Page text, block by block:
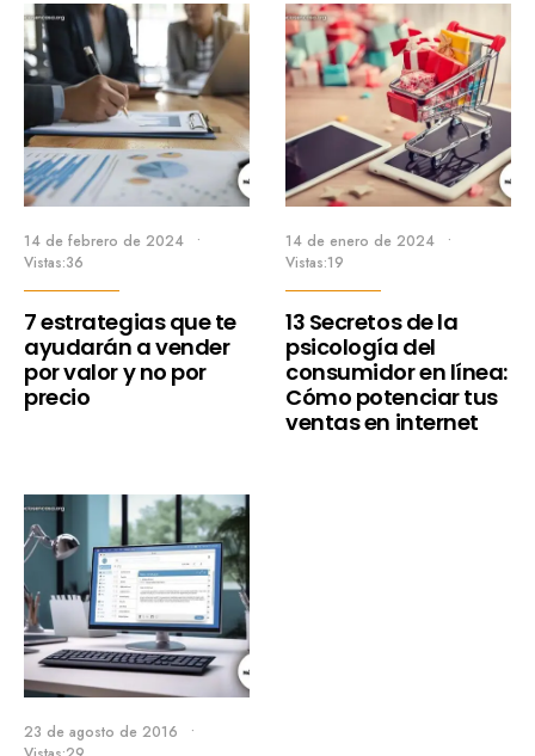
14 de febrero de 2024
•
Vistas:36
7 estrategias que te
ayudarán a vender
por valor y no por
precio
14 de enero de 2024
•
Vistas:19
13 Secretos de la
psicología del
consumidor en línea:
Cómo potenciar tus
ventas en internet
23 de agosto de 2016
•